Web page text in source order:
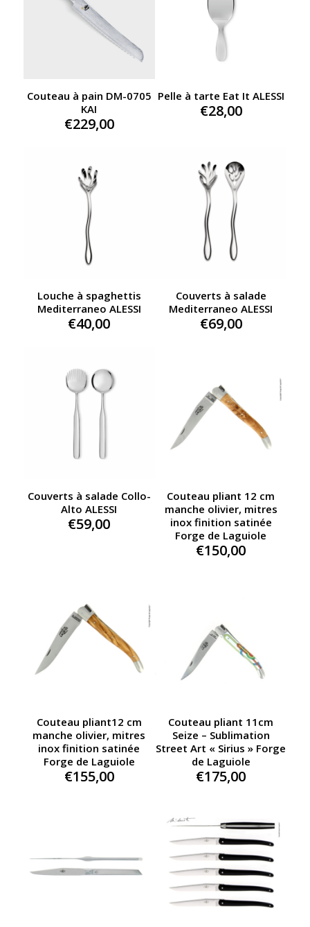
Couteau à pain DM-0705
KAI
€229,00
Pelle à tarte Eat It ALESSI
€28,00
Louche à spaghettis
Mediterraneo ALESSI
€40,00
Couverts à salade
Mediterraneo ALESSI
€69,00
Couverts à salade Collo-
Alto ALESSI
€59,00
Couteau pliant 12 cm
manche olivier, mitres
inox finition satinée
Forge de Laguiole
€150,00
Couteau pliant12 cm
manche olivier, mitres
inox finition satinée
Forge de Laguiole
€155,00
Couteau pliant 11cm
Seize – Sublimation
Street Art « Sirius » Forge
de Laguiole
€175,00